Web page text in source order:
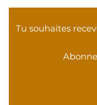
Tu souhaites